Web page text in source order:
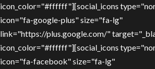
icon_color="#ffffff"][social_icons
icon="fa-google-plus" size="fa-lg"
link="https://plus.google.com/"
icon_color="#ffffff"][social_icons
icon="fa-facebook" size="fa-lg"